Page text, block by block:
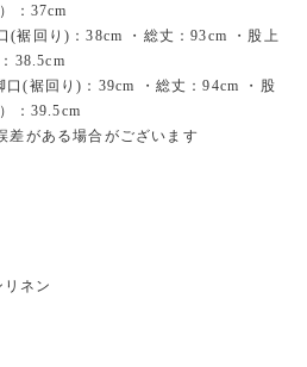
：37cm
(裾回り)：38cm ・総丈：93cm ・股上
38.5cm
(裾回り)：39cm ・総丈：94cm ・股
：39.5cm
差がある場合がございます
ネン